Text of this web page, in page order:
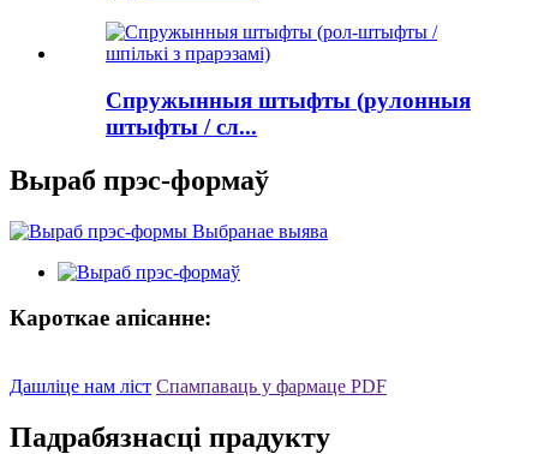
Спружынныя штыфты (рулонныя
штыфты / сл...
Выраб прэс-формаў
Кароткае апісанне:
Дашліце нам ліст Спампаваць у фармаце PDF
Падрабязнасці прадукту